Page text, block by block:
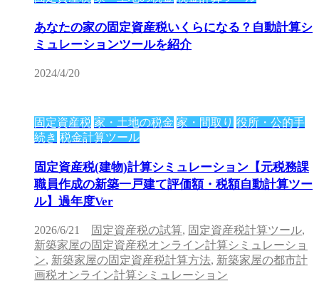
あなたの家の固定資産税いくらになる？自動計算シ
ミュレーションツールを紹介
2024/4/20
固定資産税 家・土地の税金 家・間取り 役所・公的手
続き 税金計算ツール
固定資産税(建物)計算シミュレーション【元税務課
職員作成の新築一戸建て評価額・税額自動計算ツー
ル】過年度Ver
2026/6/21 固定資産税の試算, 固定資産税計算ツール,
新築家屋の固定資産税オンライン計算シミュレーショ
ン, 新築家屋の固定資産税計算方法, 新築家屋の都市計
画税オンライン計算シミュレーション